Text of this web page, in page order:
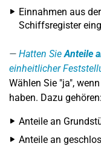
Einnahmen aus
Schiffsregister
Hatten SieAnteile
einheitlicher
Wählen Sie "ja",
haben. Dazu gehören:
Anteile an
Anteile an